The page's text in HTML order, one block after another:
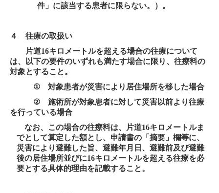
件」に該当する患者に限らない。）。
４ 往療の取扱い
片道16キロメートルを超える場合の往療について
は、以下の要件のいずれも満たす場合に限り、往療料の
対象とすること。
① 対象患者が災害により居住場所を移した場合
② 施術所が対象患者に対して災害以前より往療
を行っている場合
なお、この場合の往療料は、片道16キロメートルま
でとして算定した額とし、申請書の「摘要」欄等に、
災害により避難した旨、避難年月日、避難前及び避難
後の居住場所並びに16キロメートルを超える往療を必
要とする具体的理由を記載すること。